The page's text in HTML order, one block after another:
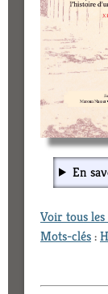
En
Voir tous
Mots-clés: